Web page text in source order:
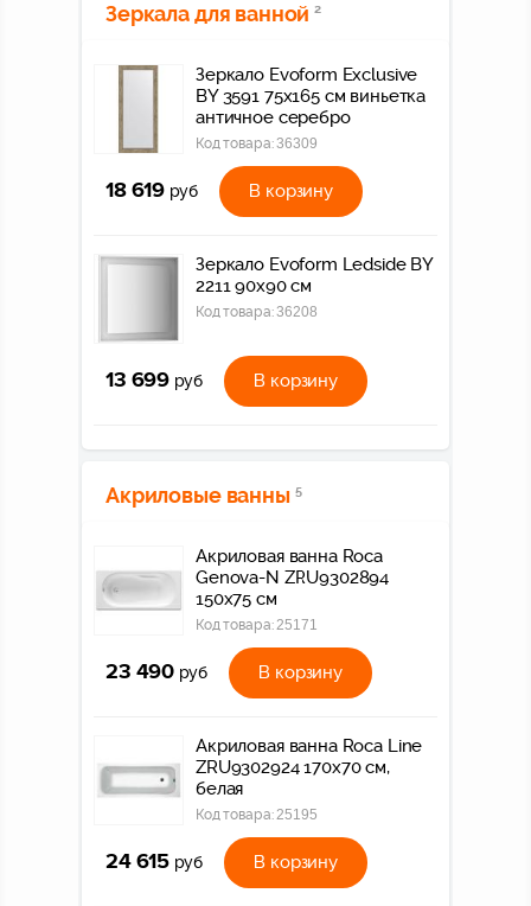
Зеркала для ванной 2
Зеркало Evoform Exclusive
BY 3591 75x165 см виньетка
античное серебро
Код товара:36309
18 619 руб В корзину
Зеркало Evoform Ledside BY
2211 90x90 см
Код товара:36208
13 699 руб В корзину
Акриловые ванны 5
Акриловая ванна Roca
Genova-N ZRU9302894
150x75 см
Код товара:25171
23 490 руб В корзину
Акриловая ванна Roca Line
ZRU9302924 170x70 см,
белая
Код товара:25195
24 615 руб В корзину